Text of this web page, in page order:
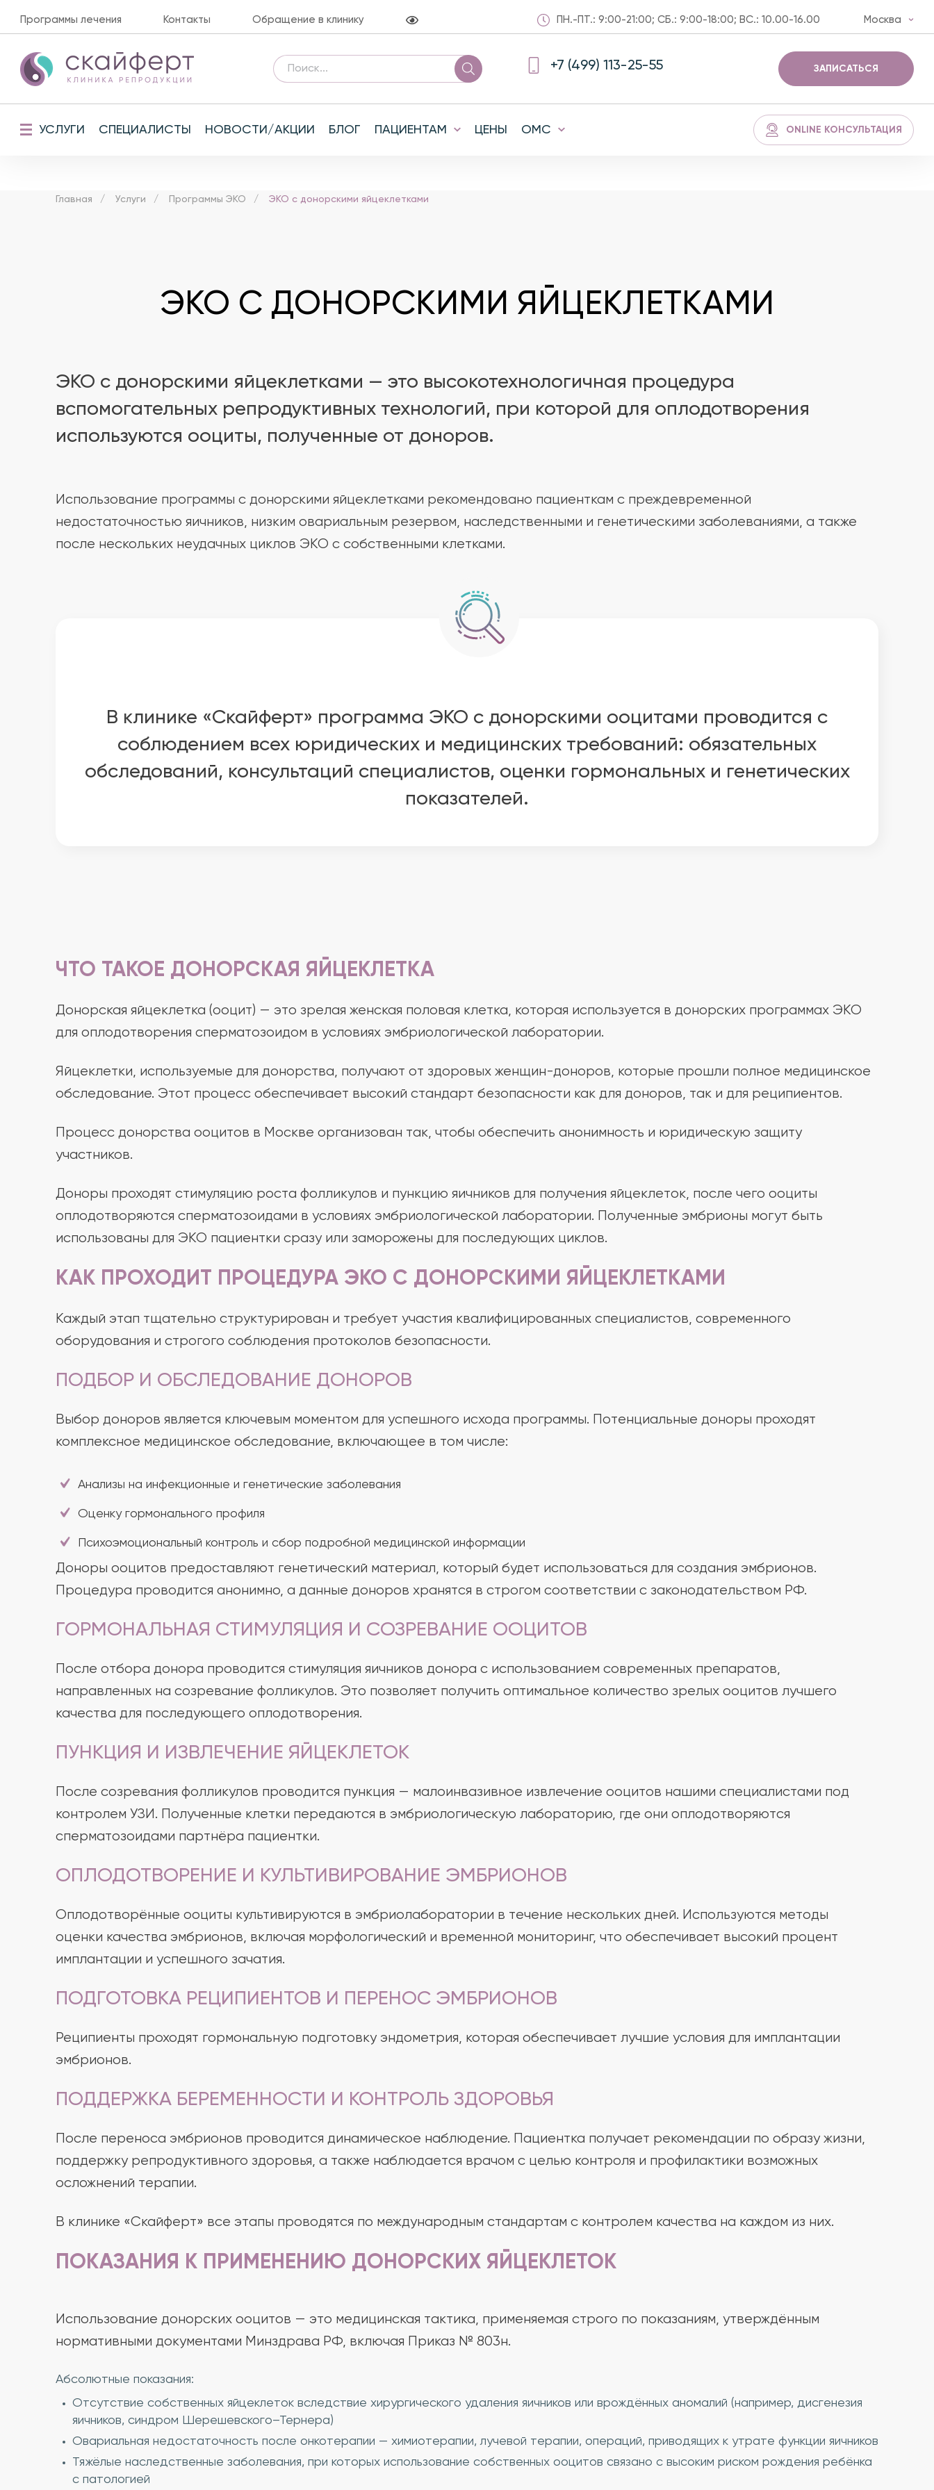
Программы лечения Контакты Обращение в клинику ПН.-ПТ.: 9:00-21:00; СБ.: 9:00-18:00; ВС.: 10.00-16.00 Москва
+7 (499) 113-25-55 ЗАПИСАТЬСЯ
УСЛУГИ СПЕЦИАЛИСТЫ НОВОСТИ/АКЦИИ БЛОГ ПАЦИЕНТАМ ЦЕНЫ ОМС ONLINE КОНСУЛЬТАЦИЯ
Главная Услуги Программы ЭКО ЭКО с донорскими яйцеклетками
ЭКО С ДОНОРСКИМИ ЯЙЦЕКЛЕТКАМИ
ЭКО с донорскими яйцеклетками — это высокотехнологичная процедура
вспомогательных репродуктивных технологий, при которой для оплодотворения
используются ооциты, полученные от доноров.
Использование программы с донорскими яйцеклетками рекомендовано пациенткам с преждевременной
недостаточностью яичников, низким овариальным резервом, наследственными и генетическими заболеваниями, а также
после нескольких неудачных циклов ЭКО с собственными клетками.
В клинике «Скайферт» программа ЭКО с донорскими ооцитами проводится с
соблюдением всех юридических и медицинских требований: обязательных
обследований, консультаций специалистов, оценки гормональных и генетических
показателей.
ЧТО ТАКОЕ ДОНОРСКАЯ ЯЙЦЕКЛЕТКА
Донорская яйцеклетка (ооцит) — это зрелая женская половая клетка, которая используется в донорских программах ЭКО
для оплодотворения сперматозоидом в условиях эмбриологической лаборатории.
Яйцеклетки, используемые для донорства, получают от здоровых женщин-доноров, которые прошли полное медицинское
обследование. Этот процесс обеспечивает высокий стандарт безопасности как для доноров, так и для реципиентов.
Процесс донорства ооцитов в Москве организован так, чтобы обеспечить анонимность и юридическую защиту
участников.
Доноры проходят стимуляцию роста фолликулов и пункцию яичников для получения яйцеклеток, после чего ооциты
оплодотворяются сперматозоидами в условиях эмбриологической лаборатории. Полученные эмбрионы могут быть
использованы для ЭКО пациентки сразу или заморожены для последующих циклов.
КАК ПРОХОДИТ ПРОЦЕДУРА ЭКО С ДОНОРСКИМИ ЯЙЦЕКЛЕТКАМИ
Каждый этап тщательно структурирован и требует участия квалифицированных специалистов, современного
оборудования и строгого соблюдения протоколов безопасности.
ПОДБОР И ОБСЛЕДОВАНИЕ ДОНОРОВ
Выбор доноров является ключевым моментом для успешного исхода программы. Потенциальные доноры проходят
комплексное медицинское обследование, включающее в том числе:
Анализы на инфекционные и генетические заболевания
Оценку гормонального профиля
Психоэмоциональный контроль и сбор подробной медицинской информации
Доноры ооцитов предоставляют генетический материал, который будет использоваться для создания эмбрионов.
Процедура проводится анонимно, а данные доноров хранятся в строгом соответствии с законодательством РФ.
ГОРМОНАЛЬНАЯ СТИМУЛЯЦИЯ И СОЗРЕВАНИЕ ООЦИТОВ
После отбора донора проводится стимуляция яичников донора с использованием современных препаратов,
направленных на созревание фолликулов. Это позволяет получить оптимальное количество зрелых ооцитов лучшего
качества для последующего оплодотворения.
ПУНКЦИЯ И ИЗВЛЕЧЕНИЕ ЯЙЦЕКЛЕТОК
После созревания фолликулов проводится пункция — малоинвазивное извлечение ооцитов нашими специалистами под
контролем УЗИ. Полученные клетки передаются в эмбриологическую лабораторию, где они оплодотворяются
сперматозоидами партнёра пациентки.
ОПЛОДОТВОРЕНИЕ И КУЛЬТИВИРОВАНИЕ ЭМБРИОНОВ
Оплодотворённые ооциты культивируются в эмбриолаборатории в течение нескольких дней. Используются методы
оценки качества эмбрионов, включая морфологический и временной мониторинг, что обеспечивает высокий процент
имплантации и успешного зачатия.
ПОДГОТОВКА РЕЦИПИЕНТОВ И ПЕРЕНОС ЭМБРИОНОВ
Реципиенты проходят гормональную подготовку эндометрия, которая обеспечивает лучшие условия для имплантации
эмбрионов.
ПОДДЕРЖКА БЕРЕМЕННОСТИ И КОНТРОЛЬ ЗДОРОВЬЯ
После переноса эмбрионов проводится динамическое наблюдение. Пациентка получает рекомендации по образу жизни,
поддержку репродуктивного здоровья, а также наблюдается врачом с целью контроля и профилактики возможных
осложнений терапии.
В клинике «Скайферт» все этапы проводятся по международным стандартам с контролем качества на каждом из них.
ПОКАЗАНИЯ К ПРИМЕНЕНИЮ ДОНОРСКИХ ЯЙЦЕКЛЕТОК
Использование донорских ооцитов — это медицинская тактика, применяемая строго по показаниям, утверждённым
нормативными документами Минздрава РФ, включая Приказ № 803н.
Абсолютные показания:
Отсутствие собственных яйцеклеток вследствие хирургического удаления яичников или врождённых аномалий (например, дисгенезия
яичников, синдром Шерешевского–Тернера)
Овариальная недостаточность после онкотерапии — химиотерапии, лучевой терапии, операций, приводящих к утрате функции яичников
Тяжёлые наследственные заболевания, при которых использование собственных ооцитов связано с высоким риском рождения ребёнка
с патологией